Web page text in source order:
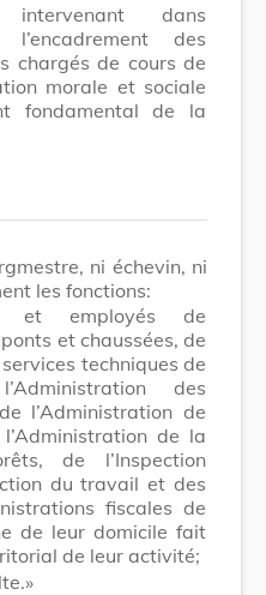
dans
l’encadrement des
chargés de cours de
morale et sociale
fondamental de la
ni échevin, ni
les fonctions:
et employés de
et chaussées, de
techniques de
des
l’Administration de
l’Administration de la
de l’Inspection
du travail et des
fiscales de
de leur domicile fait
de leur activité;